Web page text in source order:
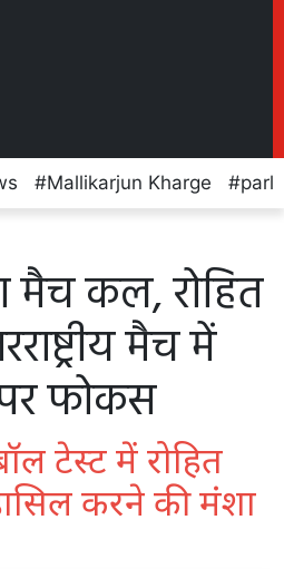
Mallikarjun Kharge
मैच कल, रोहित
मैच में
फोकस
टेस्ट में रोहित
करने की मंशा